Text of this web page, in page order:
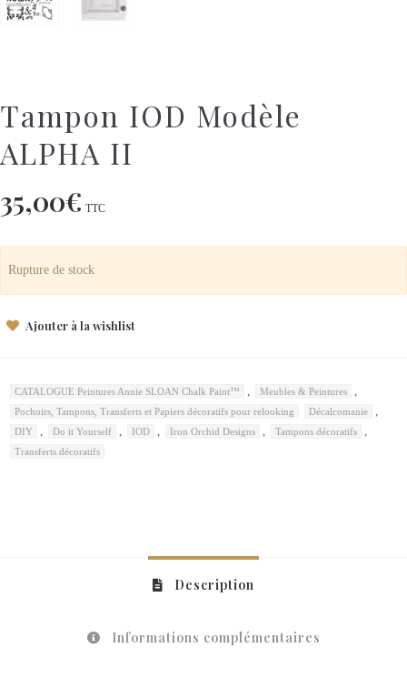
Tampon IOD Modèle
ALPHA II
35,00€ TTC
Rupture de stock
Ajouter à la wishlist
CATALOGUE Peintures Annie SLOAN Chalk Paint™ , Meubles & Peintures ,
Pochoirs, Tampons, Transferts et Papiers décoratifs pour relooking Décalcomanie ,
DIY , Do it Yourself , IOD , Iron Orchid Designs , Tampons décoratifs ,
Transferts décoratifs
Description
Informations complémentaires